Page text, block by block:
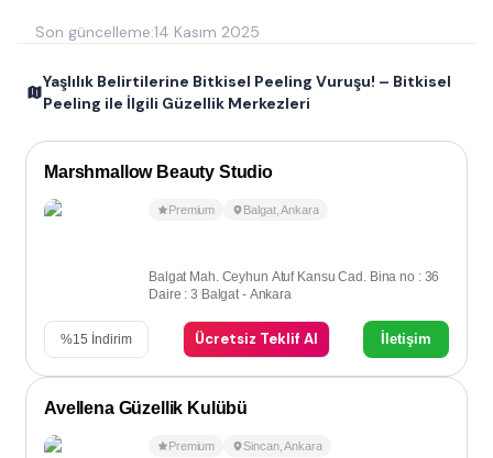
Son güncelleme:14 Kasım 2025
Yaşlılık Belirtilerine Bitkisel Peeling Vuruşu! – Bitkisel
Peeling ile İlgili Güzellik Merkezleri
Marshmallow Beauty Studio
Premium Balgat,Ankara
Balgat Mah. Ceyhun Atuf Kansu Cad. Bina no : 36
Daire : 3 Balgat - Ankara
%15 İndirim Ücretsiz Teklif Al İletişim
Avellena Güzellik Kulübü
Premium Sincan,Ankara